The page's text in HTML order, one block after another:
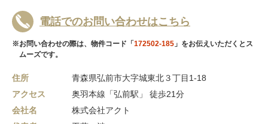
電話でのお問い合わせはこちら
※お問い合わせの際は、物件コード「172502-185 」をお伝えいただくとス
ムーズです。
住所
青森県弘前市大字城東北３丁目1-18
アクセス
奥羽本線「弘前駅」 徒歩21分
会社名
株式会社アクト